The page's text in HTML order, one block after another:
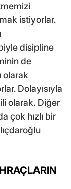
istiyorlar.
disipline
de
olarak
Dolayısıyla
olarak. Diğer
çok hızlı bir